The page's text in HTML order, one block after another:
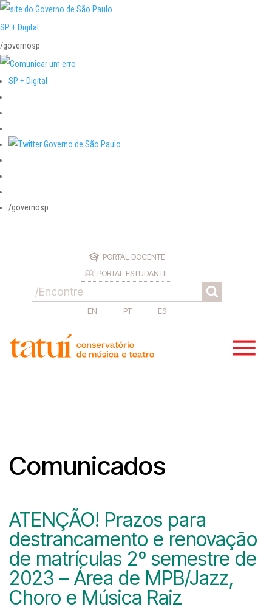
SP + Digital
/governosp
SP + Digital
/governosp
PORTAL DOCENTE
PORTAL ESTUDANTIL
EN PT ES
Comunicados
ATENÇÃO! Prazos para
destrancamento e renovação
de matrículas 2º semestre de
2023 – Área de MPB/Jazz,
Choro e Música Raiz